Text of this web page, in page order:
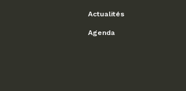
Actualités
Agenda